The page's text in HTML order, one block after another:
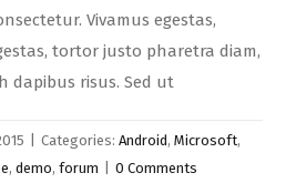
Vivamus egestas,
tortor justo pharetra diam,
dapibus risus. Sed ut
Categories: Android, Microsoft,
, demo, forum
0 Comments